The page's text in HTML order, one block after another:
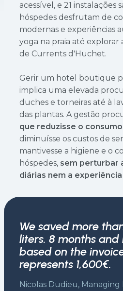
acessível, e 21 instalações
hóspedes desfrutam de
modernas e experiências
yoga na praia até explorar
de Currents d'Huchet.
Gerir um hotel boutique
implica uma elevada
duches e torneiras até à
das plantas. A gestão
que reduzisse o
diminuísse os custos de
mantivesse a higiene e o
hóspedes, sem perturbar
diárias nem a
We saved more
liters. 8 months
based on the
represents 1,600€.
Nicolas Dudieu,